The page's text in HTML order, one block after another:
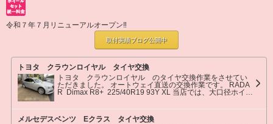
令和７年７月リニューアルオープン‼
取付実績ブログ公開中
トヨタ クラウンロイヤル タイヤ交換
トヨタ クラウンロイヤル のタイヤ交換作業をさせてい
ただきました。 オートウェイ直送の交換作業です。 RADA
R Dimax R8+ 225/40R19 93Y XL 当店では、大口径ホイー
せください。 またのご利用をお待ちしております。
メルセデスベンツ Eクラス タイヤ交換